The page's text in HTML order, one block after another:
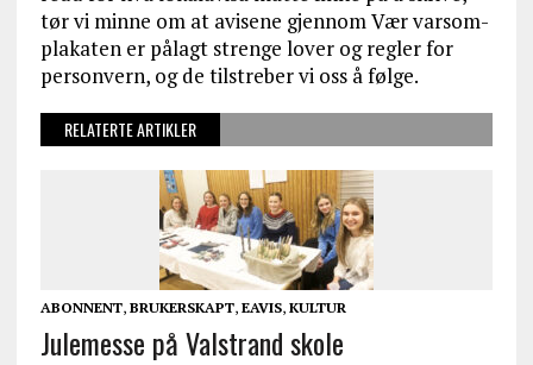
tør vi minne om at avisene gjennom Vær varsom-
plakaten er pålagt strenge lover og regler for
personvern, og de tilstreber vi oss å følge.
RELATERTE ARTIKLER
ABONNENT, BRUKERSKAPT, EAVIS, KULTUR
Julemesse på Valstrand skole